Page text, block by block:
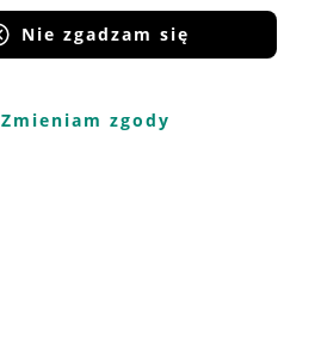
Nie zgadzam się
Zmieniam zgody